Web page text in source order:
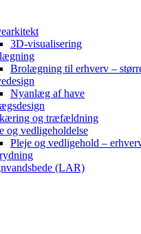
3D-visualisering
Brolægning til erhverv –
Nyanlæg af have
og træfældning
og vedligeholdelse
Pleje og vedligehold –
(LAR)